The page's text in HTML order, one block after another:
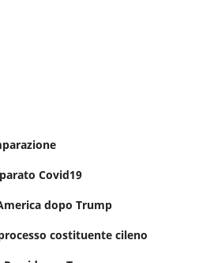
Covid19
dopo Trump
costituente cileno